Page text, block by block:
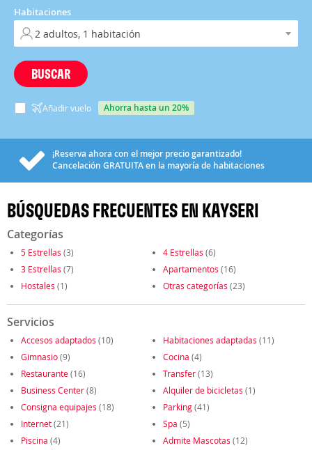
Habitaciones
BUSCAR
Añadir vuelo ahorra hasta un 20%
¡Reserva ahora con el mejor precio garantizado!
Cancelación GRATUITAen la mayoría de habitaciones
BÚSQUEDAS FRECUENTES EN KAYSERI
Categorías
5 Estrellas (3) 4 Estrellas (6)
3 Estrellas (7) Apartamentos (16)
Hostales (1) Otras categorías (23)
Servicios
Accesos adaptados (10) Habitaciones adaptadas (11)
Gimnasio(9) Cocina (4)
Restaurante(16) Transfer(13)
Business Center(8) Alquiler de bicicletas (1)
Consigna equipajes (18) Parking(41)
Internet(21) Spa (5)
Piscina (4) Admite Mascotas (12)